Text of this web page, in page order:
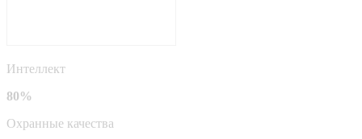
Интеллект
80%
Охранные качества